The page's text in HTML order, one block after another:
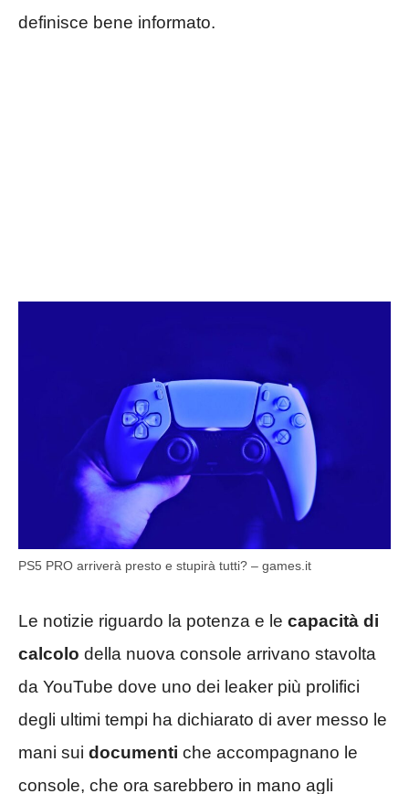
definisce bene informato.
PS5 PRO arriverà presto e stupirà tutti? – games.it
Le notizie riguardo la potenza e le capacità di
calcolo della nuova console arrivano stavolta
da YouTube dove uno dei leaker più prolifici
degli ultimi tempi ha dichiarato di aver messo le
mani sui documenti che accompagnano le
console, che ora sarebbero in mano agli